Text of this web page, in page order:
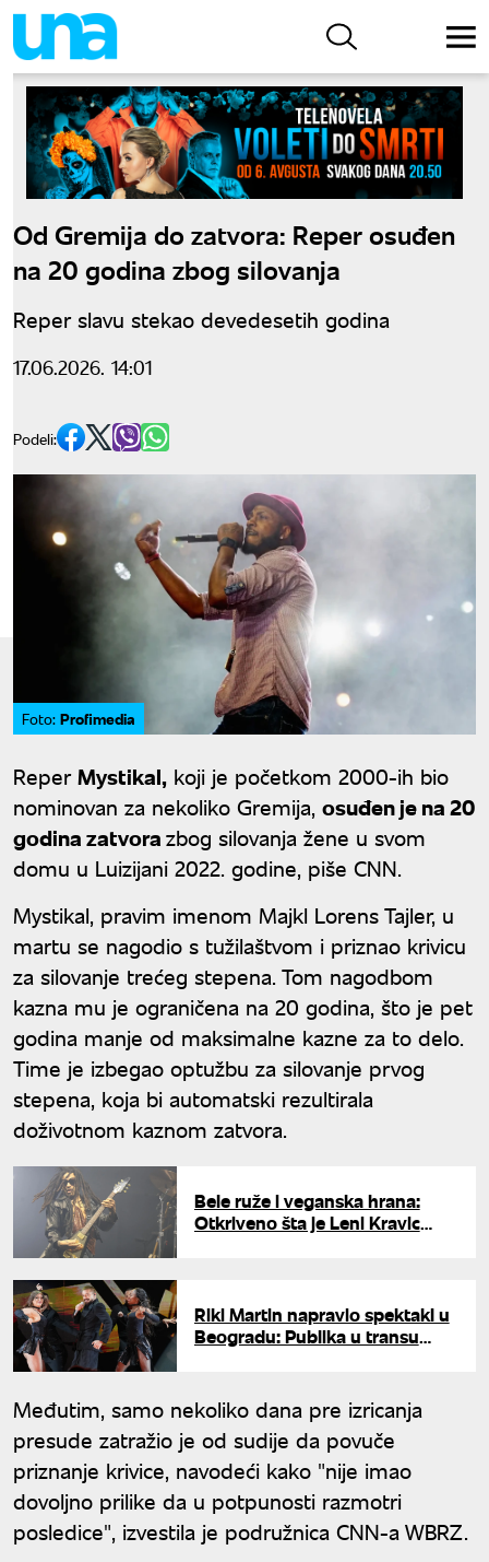
Od Gremija do zatvora: Reper osuđen
na 20 godina zbog silovanja
Reper slavu stekao devedesetih godina
17.06.2026. 14:01
Podeli:
Foto: Profimedia
ReperMystikal, koji je početkom 2000-ih bio
nominovan za nekoliko Gremija, osuđen je na 20
godina zatvorazbog silovanja žene u svom
domu u Luizijani 2022. godine, piše CNN.
Mystikal, pravim imenom Majkl Lorens Tajler, u
martu se nagodio s tužilaštvom i priznao krivicu
za silovanje trećeg stepena. Tom nagodbom
kazna mu je ograničena na 20 godina, što je pet
godina manje od maksimalne kazne za to delo.
Time je izbegao optužbu za silovanje prvog
stepena, koja bi automatski rezultirala
doživotnom kaznom zatvora.
Bele ruže i veganska hrana:
Otkriveno šta je Leni Kravic
Riki Martin napravio spektakl u
Beogradu: Publika u transu
Međutim, samo nekoliko dana pre izricanja
presude zatražio je od sudije da povuče
priznanje krivice, navodeći kako "nije imao
dovoljno prilike da u potpunosti razmotri
posledice", izvestila je podružnica CNN-a WBRZ.